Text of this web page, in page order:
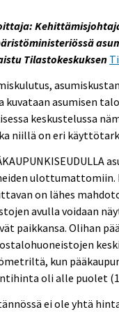
Tilastokeskuksen
kuvataan asumisen
keskustelussa
niillä on eri
ulottumattomiin.
on lähes
avulla voidaan
paikkansa. Olihan
kun
oli alle puolet
ei ole yhtä